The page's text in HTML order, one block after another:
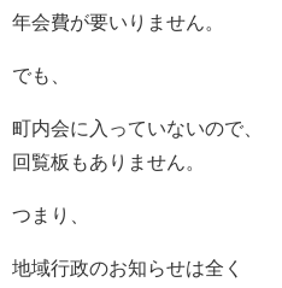
年会費が要いりません。
でも、
町内会に入っていないので、
回覧板もありません。
つまり、
地域行政のお知らせは全く